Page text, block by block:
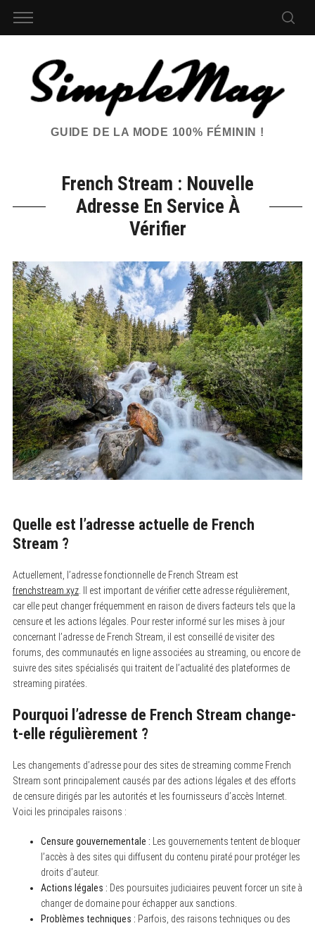
GUIDE DE LA MODE 100% FÉMININ !
French Stream : Nouvelle
Adresse En Service À
Vérifier
Quelle est l’adresse actuelle de French
Stream ?
Actuellement, l’adresse fonctionnelle de French Stream est
frenchstream.xyz. Il est important de vérifier cette adresse régulièrement,
car elle peut changer fréquemment en raison de divers facteurs tels que la
censure et les actions légales. Pour rester informé sur les mises à jour
concernant l’adresse de French Stream, il est conseillé de visiter des
forums, des communautés en ligne associées au streaming, ou encore de
suivre des sites spécialisés qui traitent de l’actualité des plateformes de
streaming piratées.
Pourquoi l’adresse de French Stream change-
t-elle régulièrement ?
Les changements d’adresse pour des sites de streaming comme French
Stream sont principalement causés par des actions légales et des efforts
de censure dirigés par les autorités et les fournisseurs d’accès Internet.
Voici les principales raisons :
Censure gouvernementale : Les gouvernements tentent de bloquer
l’accès à des sites qui diffusent du contenu piraté pour protéger les
droits d’auteur.
Actions légales : Des poursuites judiciaires peuvent forcer un site à
changer de domaine pour échapper aux sanctions.
Problèmes techniques : Parfois, des raisons techniques ou des